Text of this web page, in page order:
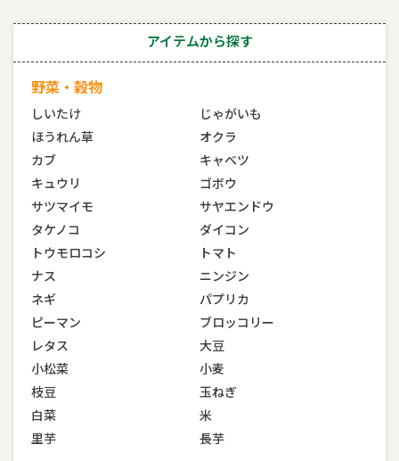
アイテムから探す
野菜・穀物
しいたけ
じゃがいも
ほうれん草
オクラ
カブ
キャベツ
キュウリ
ゴボウ
サツマイモ
サヤエンドウ
タケノコ
ダイコン
トウモロコシ
トマト
ナス
ニンジン
ネギ
パプリカ
ピーマン
ブロッコリー
レタス
大豆
小松菜
小麦
枝豆
玉ねぎ
白菜
米
里芋
長芋